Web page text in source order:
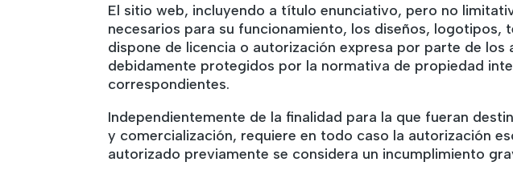
El sitio web, incluyendo a título enunciativo, pero no
necesarios para su funcionamiento, los diseños, logotipos,
dispone de licencia o autorización expresa por parte de
debidamente protegidos por la normativa de propiedad
correspondientes.
Independientemente de la finalidad para la que fueran
y comercialización, requiere en todo caso la autorización
autorizado previamente se considera un incumplimiento